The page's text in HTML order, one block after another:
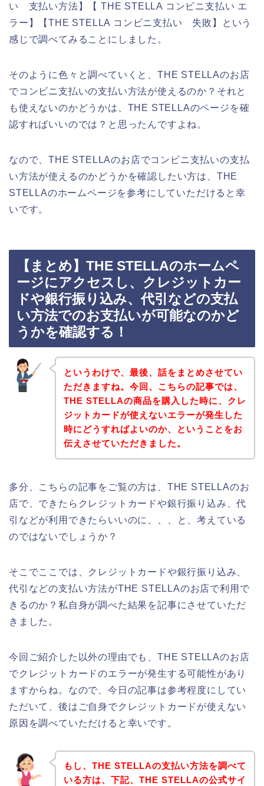
い 支払い方法】【 THE STELLA コンビニ支払い エ
ラー】【THE STELLA コンビニ支払い 失敗】という
感じで調べてみることにしました。
そのように色々と調べていくと、THE STELLAのお店
でコンビニ支払いの支払い方法が使えるのか？それと
も使えないのかどうかは、THE STELLAのページを確
認すればいいのでは？と思ったんですよね。
なので、THE STELLAのお店でコンビニ支払いの支払
い方法が使えるのかどうかを確認したい方は、THE
STELLAのホームページを参考にしていただけると幸
いです。
【まとめ】THE STELLAのホームペ
ージにアクセスし、クレジットカー
ドや銀行振り込み、代引などの支払
い方法でのお支払いが可能なのかど
うかを確認する！
というわけで、最後、話をまとめさせてい
ただきますね。今回、こちらの記事では、
THE STELLAの商品を購入した時に、クレ
ジットカードが使えないエラーが発生した
時にどうすればよいのか、ということをお
伝えさせていただきました。
多分、こちらの記事をご覧の方は、THE STELLAのお
店で、できたらクレジットカードや銀行振り込み、代
引などが利用できたらいいのに、、、と、考えている
のではないでしょうか？
そこでここでは、クレジットカードや銀行振り込み、
代引などの支払い方法がTHE STELLAのお店で利用で
きるのか？私自身が調べた結果を記事にさせていただ
きました。
今回ご紹介した以外の理由でも、THE STELLAのお店
でクレジットカードのエラーが発生する可能性があり
ますからね。なので、今日の記事は参考程度にしてい
ただいて、後はご自身でクレジットカードが使えない
原因を調べていただけると幸いです。
もし、THE STELLAの支払い方法を調べて
いる方は、下記、THE STELLAの公式サイ